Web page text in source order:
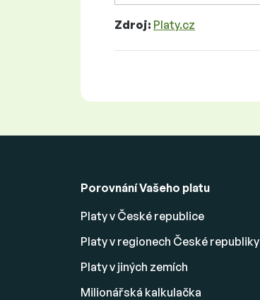
Zdroj: Platy.cz
Porovnání Vašeho platu
Platy v České republice
Platy v regionech České republiky
Platy v jiných zemích
Milionářská kalkulačka